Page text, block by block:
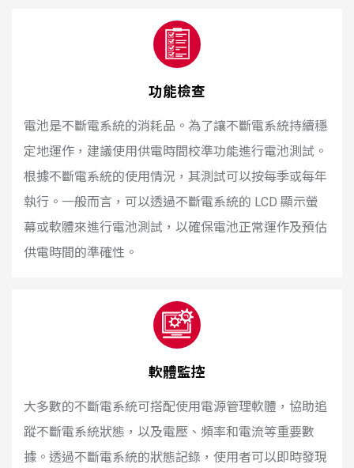
功能檢查
電池是不斷電系統的消耗品。為了讓不斷電系統持續穩
定地運作，建議使用供電時間校準功能進行電池測試。
根據不斷電系統的使用情況，其測試可以按每季或每年
執行。一般而言，可以透過不斷電系統的 LCD 顯示螢
幕或軟體來進行電池測試，以確保電池正常運作及預估
供電時間的準確性。
軟體監控
大多數的不斷電系統可搭配使用電源管理軟體，協助追
蹤不斷電系統狀態，以及電壓、頻率和電流等重要數
據。透過不斷電系統的狀態記錄，使用者可以即時發現